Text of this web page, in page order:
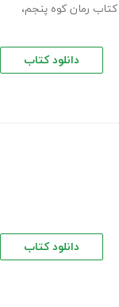
کتاب رمان کوه پنجم،
دانلود کتاب
دانلود کتاب